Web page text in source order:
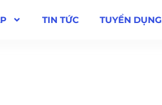
TIN TỨC TUYỂN DỤNG